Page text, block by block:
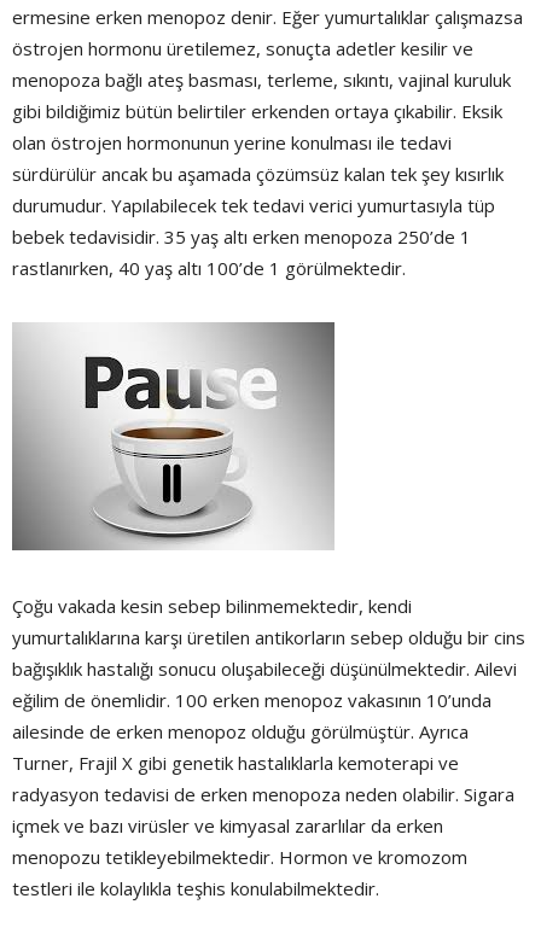
ermesine erken menopoz denir. Eğer yumurtalıklar çalışmazsa
östrojen hormonu üretilemez, sonuçta adetler kesilir ve
menopoza bağlı ateş basması, terleme, sıkıntı, vajinal kuruluk
gibi bildiğimiz bütün belirtiler erkenden ortaya çıkabilir. Eksik
olan östrojen hormonunun yerine konulması ile tedavi
sürdürülür ancak bu aşamada çözümsüz kalan tek şey kısırlık
durumudur. Yapılabilecek tek tedavi verici yumurtasıyla tüp
bebek tedavisidir. 35 yaş altı erken menopoza 250’de 1
rastlanırken, 40 yaş altı 100’de 1 görülmektedir.
Çoğu vakada kesin sebep bilinmemektedir, kendi
yumurtalıklarına karşı üretilen antikorların sebep olduğu bir cins
bağışıklık hastalığı sonucu oluşabileceği düşünülmektedir. Ailevi
eğilim de önemlidir. 100 erken menopoz vakasının 10’unda
ailesinde de erken menopoz olduğu görülmüştür. Ayrıca
Turner, Frajil X gibi genetik hastalıklarla kemoterapi ve
radyasyon tedavisi de erken menopoza neden olabilir. Sigara
içmek ve bazı virüsler ve kimyasal zararlılar da erken
menopozu tetikleyebilmektedir. Hormon ve kromozom
testleri ile kolaylıkla teşhis konulabilmektedir.